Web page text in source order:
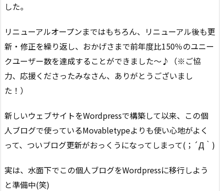
した。
リニューアルオープンまではもちろん、リニューアル後も更
新・修正を繰り返し、おかげさまで前年度比150％のユニー
クユーザー数を達成することができました～♪（※ご協
力、応援くださったみなさん、ありがとうございまし
た！）
新しいウェブサイトをWordpressで構築して以来、この個
人ブログで使っているMovabletypeよりも使い心地がよく
って、ついブログ更新がおっくうになってしまって(；´Д｀)
実は、水面下でこの個人ブログをWordpressに移行しよう
と準備中(笑)